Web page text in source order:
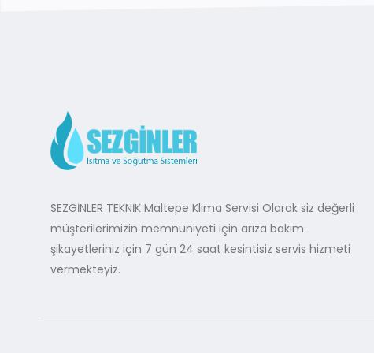
SEZGİNLER TEKNİK Maltepe Klima Servisi Olarak siz değerli
müşterilerimizin memnuniyeti için arıza bakım
şikayetleriniz için 7 gün 24 saat kesintisiz servis hizmeti
vermekteyiz.